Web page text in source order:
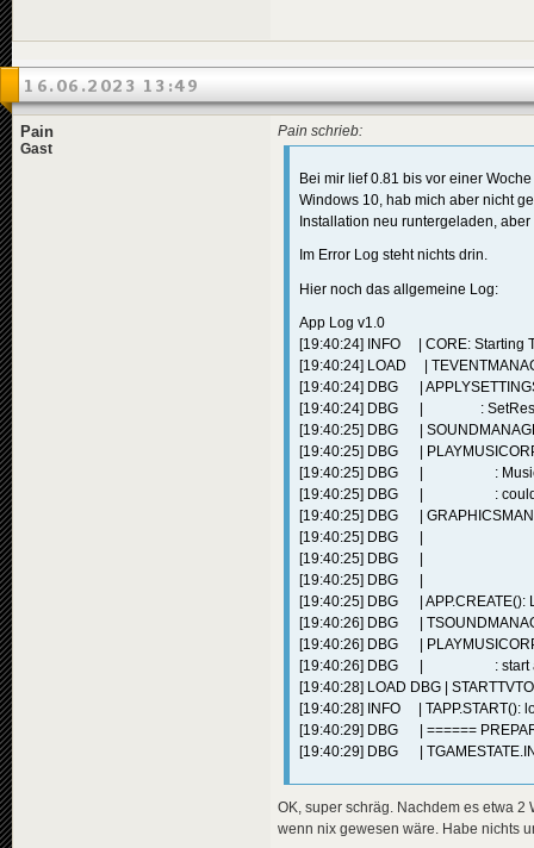
16.06.2023 13:49
Pain
Gast
Pain schrieb:
Bei mir lief 0.81 bis vor einer
Windows 10, hab mich aber nicht
Installation neu runtergeladen,
Im Error Log steht nichts drin.
Hier noch das allgemeine Log:
App Log v1.0
[19:40:24] INFO | CORE: Starting
[19:40:24] LOAD |
[19:40:24] DBG |
[19:40:24] DBG | :
[19:40:25] DBG |
[19:40:25] DBG |
[19:40:25] DBG | : Music not
[19:40:25] DBG | : could not
[19:40:25] DBG |
[19:40:25] DBG | :
[19:40:25] DBG | :
[19:40:25] DBG | :
[19:40:25] DBG | APP.CREATE():
[19:40:26] DBG |
[19:40:26] DBG |
[19:40:26] DBG | : start
[19:40:28] LOAD DBG |
[19:40:28] INFO | TAPP.START():
[19:40:29] DBG | ======
[19:40:29] DBG |
OK, super schräg. Nachdem es etwa
wenn nix gewesen wäre. Habe nichts